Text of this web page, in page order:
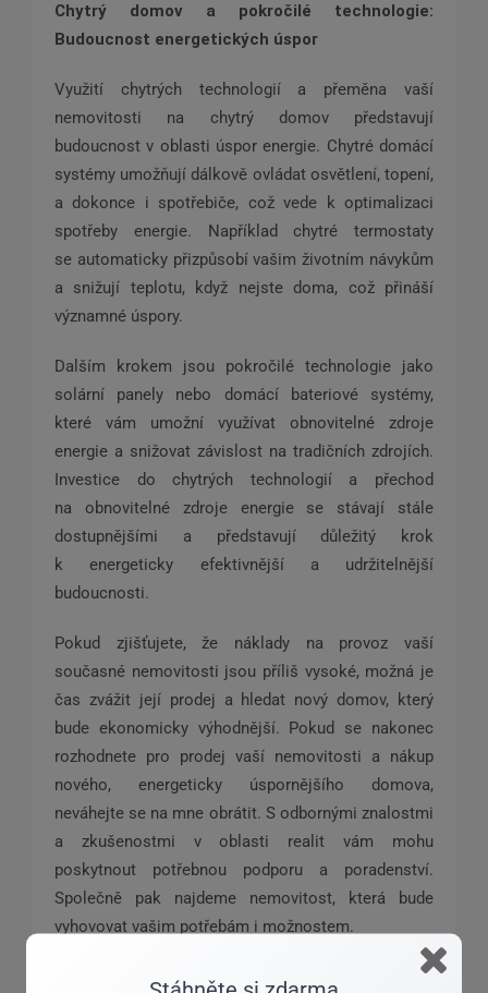
Chytrý domov a pokročilé technologie:
Budoucnost energetických úspor
Využití chytrých technologií a přeměna vaší
nemovitosti na chytrý domov představují
budoucnost v oblasti úspor energie. Chytré domácí
systémy umožňují dálkově ovládat osvětlení, topení,
a dokonce i spotřebiče, což vede k optimalizaci
spotřeby energie. Například chytré termostaty
se automaticky přizpůsobí vašim životním návykům
a snižují teplotu, když nejste doma, což přináší
významné úspory.
Dalším krokem jsou pokročilé technologie jako
solární panely nebo domácí bateriové systémy,
které vám umožní využívat obnovitelné zdroje
energie a snižovat závislost na tradičních zdrojích.
Investice do chytrých technologií a přechod
na obnovitelné zdroje energie se stávají stále
dostupnějšími a představují důležitý krok
k energeticky efektivnější a udržitelnější
budoucnosti.
Pokud zjišťujete, že náklady na provoz vaší
současné nemovitosti jsou příliš vysoké, možná je
čas zvážit její prodej a hledat nový domov, který
bude ekonomicky výhodnější. Pokud se nakonec
rozhodnete pro prodej vaší nemovitosti a nákup
nového, energeticky úspornějšího domova,
neváhejte se na mne obrátit. S odbornými znalostmi
a zkušenostmi v oblasti realit vám mohu
poskytnout potřebnou podporu a poradenství.
Společně pak najdeme nemovitost, která bude
vyhovovat vašim potřebám i možnostem.